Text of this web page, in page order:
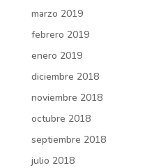
marzo 2019
febrero 2019
enero 2019
diciembre 2018
noviembre 2018
octubre 2018
septiembre 2018
julio 2018